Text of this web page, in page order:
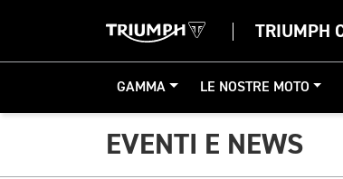
TRIUMPH
GAMMA LE NOSTRE MOTO
EVENTI E NEWS